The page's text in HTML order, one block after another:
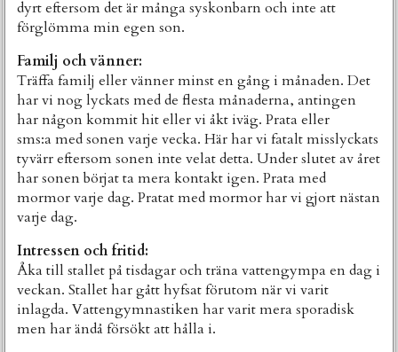
dyrt eftersom det är många syskonbarn och inte att
förglömma min egen son.
Familj och vänner:
Träffa familj eller vänner minst en gång i månaden. Det
har vi nog lyckats med de flesta månaderna, antingen
har någon kommit hit eller vi åkt iväg. Prata eller
sms:a med sonen varje vecka. Här har vi fatalt misslyckats
tyvärr eftersom sonen inte velat detta. Under slutet av året
har sonen börjat ta mera kontakt igen. Prata med
mormor varje dag. Pratat med mormor har vi gjort nästan
varje dag.
Intressen och fritid:
Åka till stallet på tisdagar och träna vattengympa en dag i
veckan. Stallet har gått hyfsat förutom när vi varit
inlagda. Vattengymnastiken har varit mera sporadisk
men har ändå försökt att hålla i.